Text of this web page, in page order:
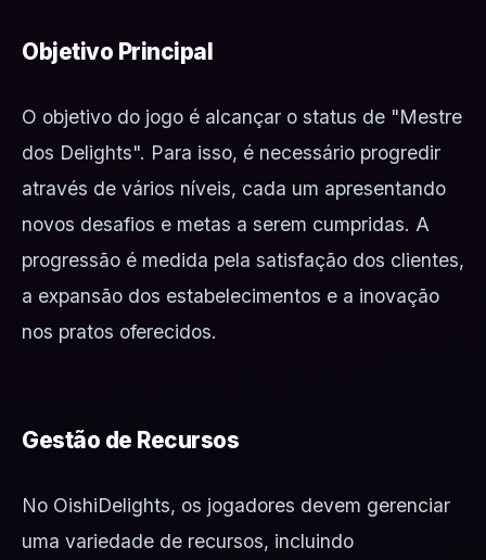
Objetivo Principal
O objetivo do jogo é alcançar o status de "Mestre
dos Delights". Para isso, é necessário progredir
através de vários níveis, cada um apresentando
novos desafios e metas a serem cumpridas. A
progressão é medida pela satisfação dos clientes,
a expansão dos estabelecimentos e a inovação
nos pratos oferecidos.
Gestão de Recursos
No OishiDelights, os jogadores devem gerenciar
uma variedade de recursos, incluindo